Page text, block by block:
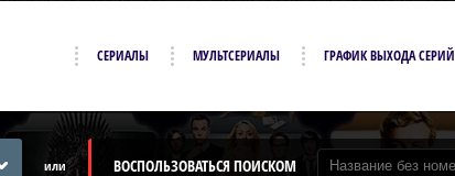
СЕРИАЛЫ МУЛЬТСЕРИАЛЫ ГРАФИК ВЫХОДА СЕРИЙ
или ВОСПОЛЬЗОВАТЬСЯ ПОИСКОМ